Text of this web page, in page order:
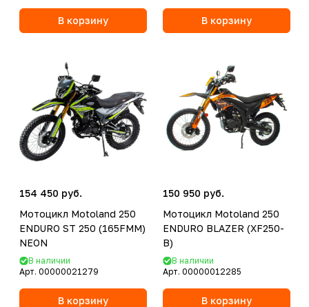
В корзину В корзину
154 450 руб.
Мотоцикл Motoland 250
ENDURO ST 250 (165FMM)
NEON
В наличии
Арт. 00000021279
В корзину
150 950 руб.
Мотоцикл Motoland 250
ENDURO BLAZER (XF250-
B)
В наличии
Арт. 00000012285
В корзину